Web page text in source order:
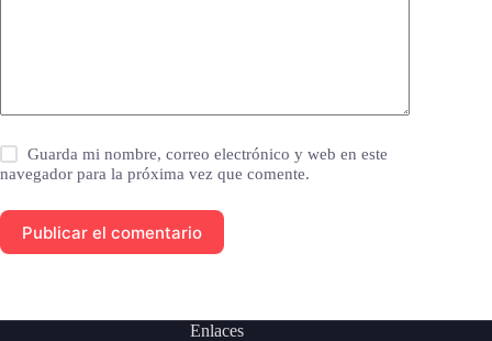
Guarda mi nombre, correo electrónico y web en este
navegador para la próxima vez que comente.
Publicar el comentario
Enlaces